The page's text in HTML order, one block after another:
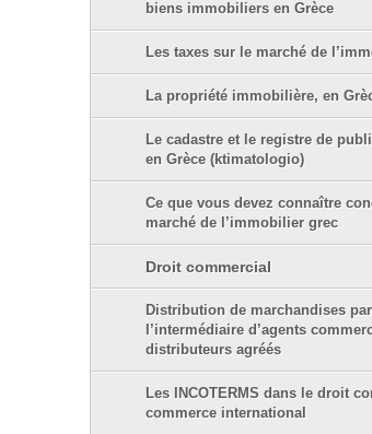
biens immobiliers en Grèce
Les taxes sur le marché de
La propriété immobilière, en
Le cadastre et le registre de
en Grèce (ktimatologio)
Ce que vous devez connaître
marché de l’immobilier grec
Droit commercial
Distribution de marchandises par
l’intermédiaire d’agents
distributeurs agréés
Les INCOTERMS dans le droit
commerce international